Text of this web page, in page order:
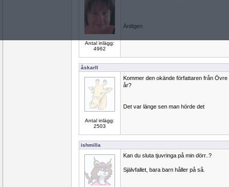
Antal inlägg:
4962
Äntligen
åskarll
Antal inlägg:
2503
Kommer den okände författaren från Övre
år?
Det var länge sen man hörde det
ishmilla
Kan du sluta tjuvringa på min dörr..?
Självfallet, bara barn håller på så.